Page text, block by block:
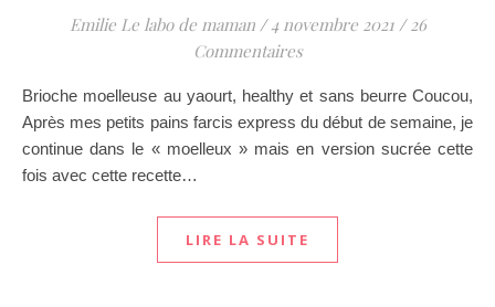
Emilie Le labo de maman / 4 novembre 2021 / 26
Commentaires
Brioche moelleuse au yaourt, healthy et sans beurre Coucou,
Après mes petits pains farcis express du début de semaine, je
continue dans le « moelleux » mais en version sucrée cette
fois avec cette recette…
LIRE LA SUITE